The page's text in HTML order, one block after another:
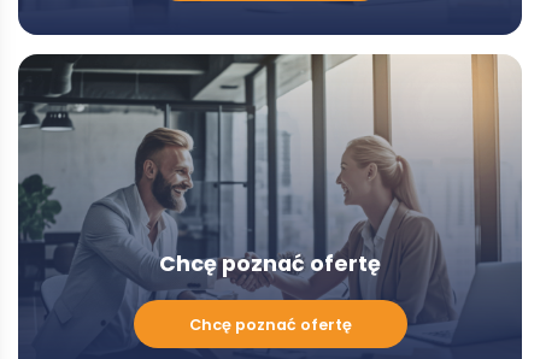
Doradcą
-
Modal
Chcę poznać ofertę
Chcę
Chcę poznać ofertę